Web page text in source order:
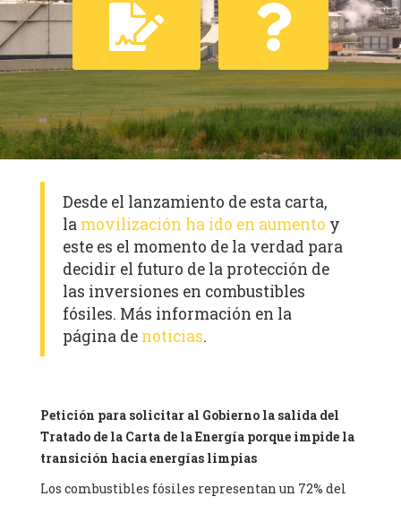
Desde el lanzamiento de esta carta,
la movilización ha ido en aumento y
este es el momento de la verdad para
decidir el futuro de la protección de
las inversiones en combustibles
fósiles. Más información en la
página de noticias.
Petición para solicitar al Gobierno la salida del
Tratado de la Carta de la Energía porque impide la
transición hacia energías limpias
Los combustibles fósiles representan un 72% del